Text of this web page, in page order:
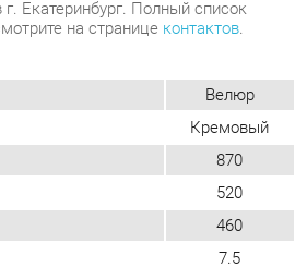
Кремовый
870
460
7.5
Квадратные
Тканевая
Да
Нет